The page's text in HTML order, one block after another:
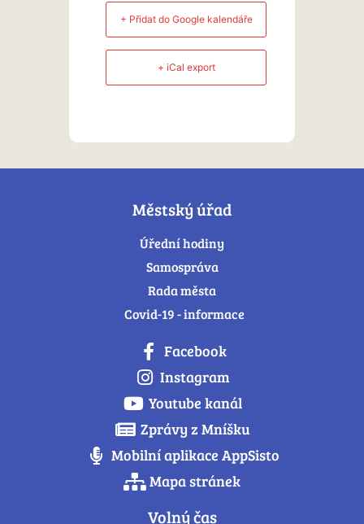
+ Přidat do Google kalendáře
+ iCal export
Městský úřad
Úřední hodiny
Samospráva
Rada města
Covid-19 - informace
Facebook
Instagram
Youtube kanál
Zprávy z Mníšku
Mobilní aplikace AppSisto
Mapa stránek
Volný čas